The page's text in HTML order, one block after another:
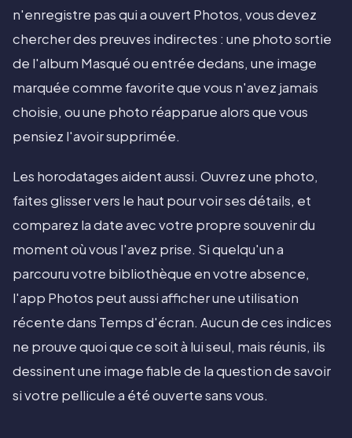
n'enregistre pas qui a ouvert Photos, vous devez
chercher des preuves indirectes : une photo sortie
de l'album Masqué ou entrée dedans, une image
marquée comme favorite que vous n'avez jamais
choisie, ou une photo réapparue alors que vous
pensiez l'avoir supprimée.
Les horodatages aident aussi. Ouvrez une photo,
faites glisser vers le haut pour voir ses détails, et
comparez la date avec votre propre souvenir du
moment où vous l'avez prise. Si quelqu'un a
parcouru votre bibliothèque en votre absence,
l'app Photos peut aussi afficher une utilisation
récente dans Temps d'écran. Aucun de ces indices
ne prouve quoi que ce soit à lui seul, mais réunis, ils
dessinent une image fiable de la question de savoir
si votre pellicule a été ouverte sans vous.